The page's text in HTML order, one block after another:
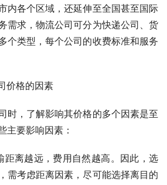
内各个区域，还延伸至全国甚至国际
需求，物流公司可分为快递公司、货
个类型，每个公司的收费标准和服务
价格的因素
时，了解影响其价格的多个因素是至
主要影响因素：
距离越远，费用自然越高。因此，选
需考虑距离因素，尽可能选择离目的